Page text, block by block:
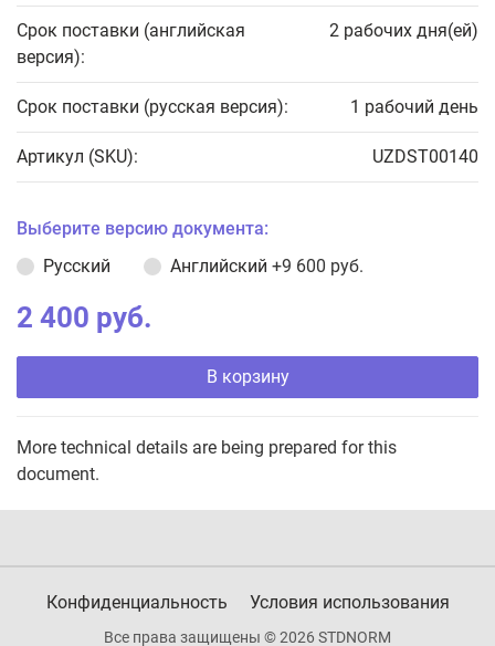
Срок поставки (английская
версия):
2 рабочих дня(ей)
Срок поставки (русская версия): 1 рабочий день
Артикул (SKU): UZDST00140
Выберите версию документа:
Русский
Английский +9 600 руб.
2 400 руб.
В корзину
More technical details are being prepared for this
document.
Конфиденциальность Условия использования
Все права защищены © 2026 STDNORM